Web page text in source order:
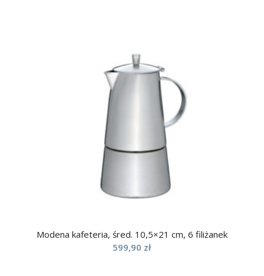
Modena kafeteria, śred. 10,5×21 cm, 6 filiżanek
599,90 zł